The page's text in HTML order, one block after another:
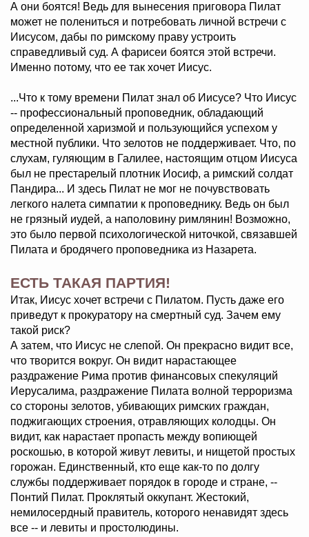
А они боятся! Ведь для вынесения приговора Пилат
может не полениться и потребовать личной встречи с
Иисусом, дабы по римскому праву устроить
справедливый суд. А фарисеи боятся этой встречи.
Именно потому, что ее так хочет Иисус.
...Что к тому времени Пилат знал об Иисусе? Что Иисус
-- профессиональный проповедник, обладающий
определенной харизмой и пользующийся успехом у
местной публики. Что зелотов не поддерживает. Что, по
слухам, гуляющим в Галилее, настоящим отцом Иисуса
был не престарелый плотник Иосиф, а римский солдат
Пандира... И здесь Пилат не мог не почувствовать
легкого налета симпатии к проповеднику. Ведь он был
не грязный иудей, а наполовину римлянин! Возможно,
это было первой психологической ниточкой, связавшей
Пилата и бродячего проповедника из Назарета.
ЕСТЬ ТАКАЯ ПАРТИЯ!
Итак, Иисус хочет встречи с Пилатом. Пусть даже его
приведут к прокуратору на смертный суд. Зачем ему
такой риск?
А затем, что Иисус не слепой. Он прекрасно видит все,
что творится вокруг. Он видит нарастающее
раздражение Рима против финансовых спекуляций
Иерусалима, раздражение Пилата волной терроризма
со стороны зелотов, убивающих римских граждан,
поджигающих строения, отравляющих колодцы. Он
видит, как нарастает пропасть между вопиющей
роскошью, в которой живут левиты, и нищетой простых
горожан. Единственный, кто еще как-то по долгу
службы поддерживает порядок в городе и стране, --
Понтий Пилат. Проклятый оккупант. Жестокий,
немилосердный правитель, которого ненавидят здесь
все -- и левиты и простолюдины.